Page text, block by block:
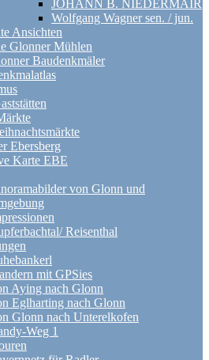
JOHANN B. NIEDERMAIR
Wolfgang Wagner sen. / jun.
Ansichten
Glonner Mühlen
Baudenkmäler
Ebersberg
Karte EBE
von Glonn und
Reisenthal
mit GPSies
Aying nach Glonn
Eglharting nach Glonn
Glonn nach Unterelkofen
Weg 1